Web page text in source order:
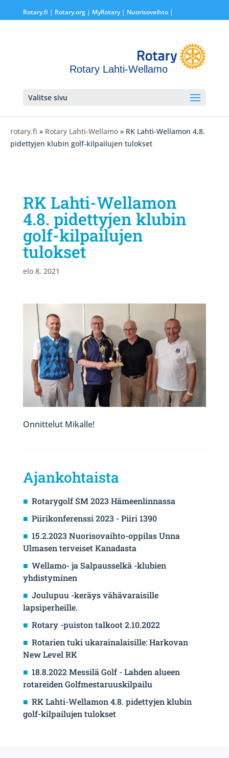
Rotary.fi | Rotary.org| MyRotary | Nuorisovaihto|
Rotary Lahti-Wellamo
Valitse sivu
rotary.fi » Rotary Lahti-Wellamo » RK Lahti-Wellamon 4.8.
pidettyjen klubin golf-kilpailujen tulokset
RK Lahti-Wellamon
4.8. pidettyjen klubin
golf-kilpailujen
tulokset
elo 8, 2021
Onnittelut Mikalle!
Ajankohtaista
Rotarygolf SM 2023 Hämeenlinnassa
Piirikonferenssi 2023 - Piiri 1390
15.2.2023 Nuorisovaihto-oppilas Unna
Ulmasen terveiset Kanadasta
Wellamo- ja Salpausselkä -klubien
yhdistyminen
Joulupuu -keräys vähävaraisille
lapsiperheille.
Rotary -puiston talkoot 2.10.2022
Rotarien tuki ukarainalaisille: Harkovan
New Level RK
18.8.2022 Messilä Golf - Lahden alueen
rotareiden Golfmestaruuskilpailu
RK Lahti-Wellamon 4.8. pidettyjen klubin
golf-kilpailujen tulokset